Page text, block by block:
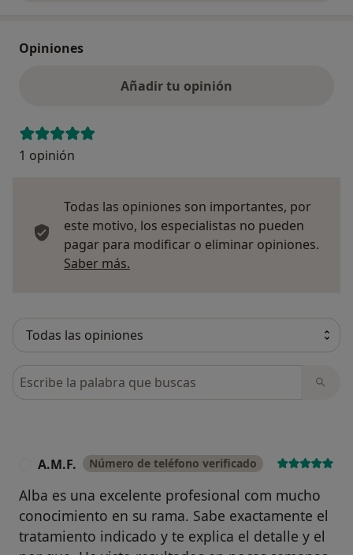
Opiniones
Añadir tu opinión
1 opinión
Todas las opiniones son importantes, por
este motivo, los especialistas no pueden
pagar para modificar o eliminar opiniones.
Saber más.
Busca en opiniones
A.M.F. Número de teléfono verificado
Alba es una excelente profesional com mucho
conocimiento en su rama. Sabe exactamente el
tratamiento indicado y te explica el detalle y el